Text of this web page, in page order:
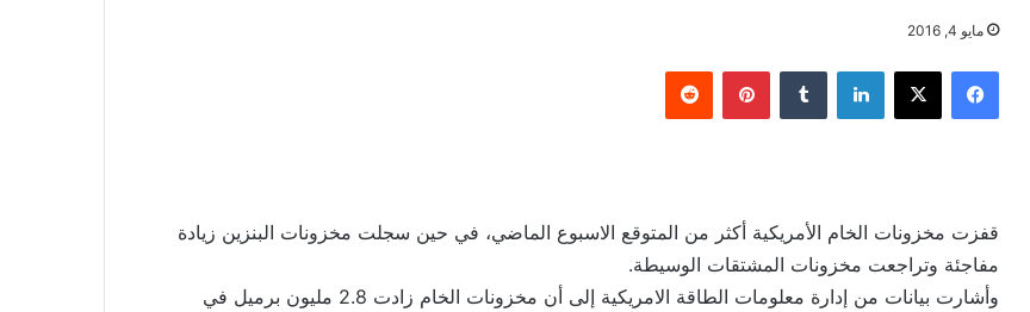
مايو 4, 2016
فيسبوك لينكدإن بينتيريست
قفزت مخزونات الخام الأمريكية أكثر من المتوقع الاسبوع الماضي، في حين سجلت مخزونات البنزين زيادة
مفاجئة وتراجعت مخزونات المشتقات الوسيطة.
وأشارت بيانات من إدارة معلومات الطاقة الامريكية إلى أن مخزونات الخام زادت 2.8 مليون برميل في